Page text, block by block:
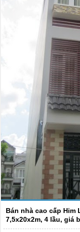
Bán nhà cao cấp Him
7,5x20x2m, 4 lầu, giá